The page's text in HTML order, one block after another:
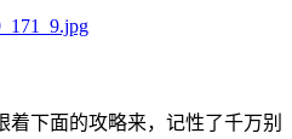
着下面的攻略来，记性了千万别